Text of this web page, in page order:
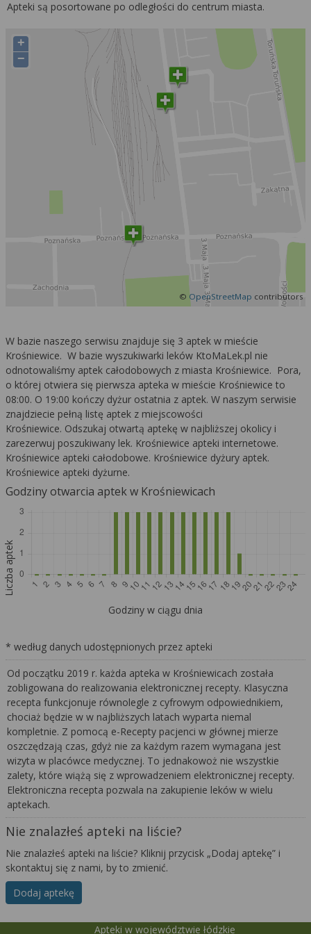
Apteki są posortowane po odległości do centrum miasta.
+
−
© OpenStreetMap contributors
W bazie naszego serwisu znajduje się 3 aptek w mieście
Krośniewice. W bazie wyszukiwarki leków KtoMaLek.pl nie
odnotowaliśmy aptek całodobowych z miasta Krośniewice. Pora,
o której otwiera się pierwsza apteka w mieście Krośniewice to
08:00. O 19:00 kończy dyżur ostatnia z aptek. W naszym serwisie
znajdziecie pełną listę aptek z miejscowości
Krośniewice. Odszukaj otwartą aptekę w najbliższej okolicy i
zarezerwuj poszukiwany lek. Krośniewice apteki internetowe.
Krośniewice apteki całodobowe. Krośniewice dyżury aptek.
Krośniewice apteki dyżurne.
Godziny otwarcia aptek w Krośniewicach
Liczba aptek
Godziny w ciągu dnia
* według danych udostępnionych przez apteki
Od początku 2019 r. każda apteka w Krośniewicach została
zobligowana do realizowania elektronicznej recepty. Klasyczna
recepta funkcjonuje równolegle z cyfrowym odpowiednikiem,
chociaż będzie w w najbliższych latach wyparta niemal
kompletnie. Z pomocą e-Recepty pacjenci w głównej mierze
oszczędzają czas, gdyż nie za każdym razem wymagana jest
wizyta w placówce medycznej. To jednakowoż nie wszystkie
zalety, które wiążą się z wprowadzeniem elektronicznej recepty.
Elektroniczna recepta pozwala na zakupienie leków w wielu
aptekach.
Nie znalazłeś apteki na liście?
Nie znalazłeś apteki na liście? Kliknij przycisk „Dodaj aptekę” i
skontaktuj się z nami, by to zmienić.
Dodaj aptekę
Apteki w województwie łódzkie
Więcej informacji na temat wykorzystywania
znajdziesz w
Regulaminie Serwisu